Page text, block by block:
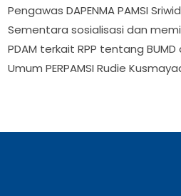
Pengawas DAPENMA PAMSI
Sementara sosialisasi dan
PDAM terkait RPP tentang
Umum PERPAMSI Rudie